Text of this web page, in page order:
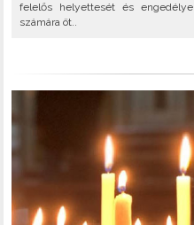
felelős helyettesét és
számára öt..